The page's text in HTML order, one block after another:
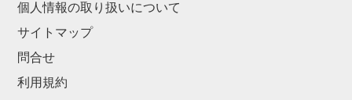
個人情報の取り扱いについて
サイトマップ
問合せ
利用規約